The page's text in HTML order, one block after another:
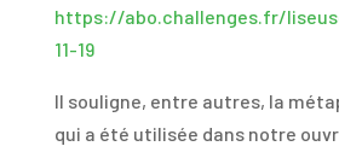
https://abo.challenges.fr/
11-19
Il souligne, entre autres, la
qui a été utilisée dans notre